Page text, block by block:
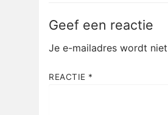
Geef een reactie
Je e-mailadres wordt
REACTIE *